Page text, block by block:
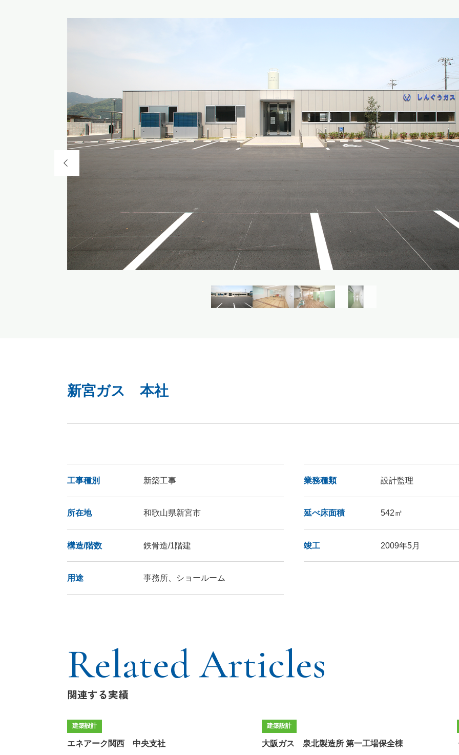
新宮ガス 本社
工事種別 新築工事 業務種類 設計監理
所在地 和歌山県新宮市 延べ床面積 542㎡
構造/階数 鉄骨造/1階建 竣工 2009年5月
用途 事務所、ショールーム
Related Articles
関連する実績
建築設計
エネアーク関西 中央支社
建築設計
大阪ガス 泉北製造所 第一工場保全棟